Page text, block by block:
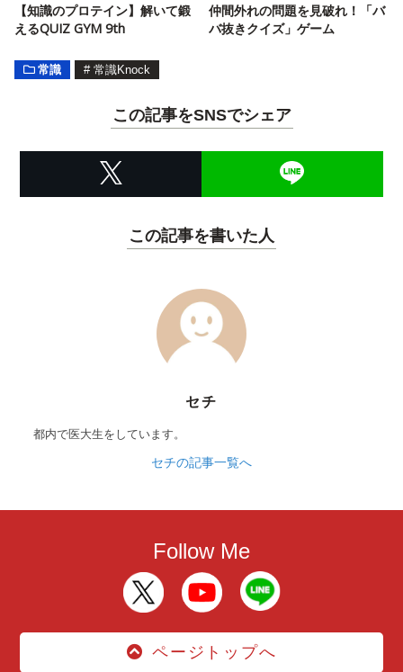
【知識のプロテイン】解いて鍛
えるQUIZ GYM 9th
仲間外れの問題を見破れ！「バ
バ抜きクイズ」ゲーム
常識 # 常識Knock
この記事をSNSでシェア
この記事を書いた人
セチ
都内で医大生をしています。
セチの記事一覧へ
Follow Me
ページトップへ